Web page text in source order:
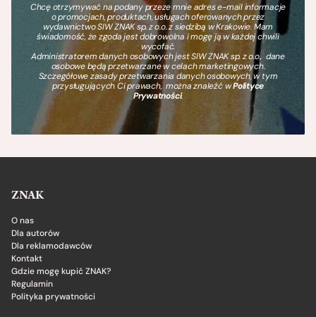
Chcę otrzymywać na podany przeze mnie adres e-mail informacje
o promocjach, produktach, usługach oferowanych przez
wydawnictwo SIW ZNAK sp. z o.o. z siedzibą w Krakowie. Mam
świadomość, że zgoda jest dobrowolna i mogę ją w każdej chwili
wycofać.
Administratorem danych osobowych jest SIW ZNAK sp. z o.o., dane
osobowe będą przetwarzane w celach marketingowych.
Szczegółowe zasady przetwarzania danych osobowych, w tym
przysługujących Ci prawach, można znaleźć wPolityce
Prywatności.
ZNAK
O nas
Dla autorów
Dla reklamodawców
Kontakt
Gdzie mogę kupić ZNAK?
Regulamin
Polityka prywatności